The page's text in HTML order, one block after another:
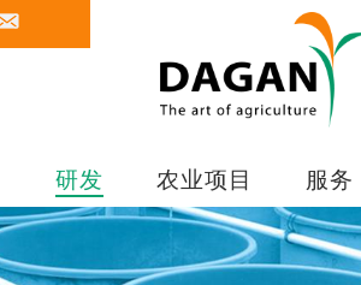
研发 农业项目 服务